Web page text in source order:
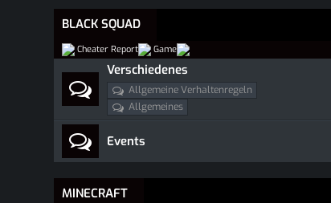
BLACK SQUAD
Cheater Report Game
Verschiedenes
Allgemeine Verhaltenregeln
Allgemeines
Events
MINECRAFT